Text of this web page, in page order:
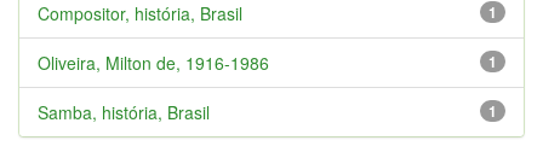
1
Compositor, história, Brasil
1
Oliveira, Milton de, 1916-1986
1
Samba, história, Brasil